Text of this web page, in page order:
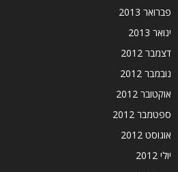
פברואר 2013
ינואר 2013
דצמבר 2012
נובמבר 2012
אוקטובר 2012
ספטמבר 2012
אוגוסט 2012
יולי 2012